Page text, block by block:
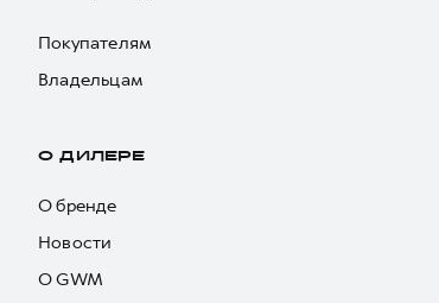
Покупателям
Владельцам
О ДИЛЕРЕ
О бренде
Новости
О GWM